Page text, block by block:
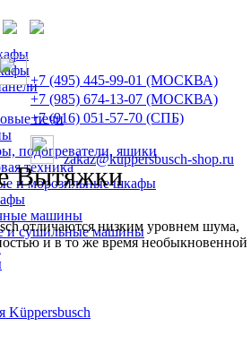
печи
подогреватели, ящики
техника
и морозильные шкафы
машины
и сушильные машины
Küppersbusch
Вытяжки
отличаются низким уровнем шума,
и в то же время необыкновенной
+7 (495) 445-99-01 (МОСКВА)
+7 (985) 674-13-07 (МОСКВА)
+7 (916) 051-57-70 (СПБ)
zakaz@kuppersbusch-shop.ru